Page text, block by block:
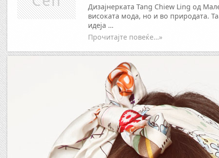
Дизајнерката Tang Chiew Ling од
високата мода, но и во природата.
идеја …
Прочитајте повеќе…»